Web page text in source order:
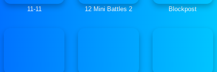
11-11 12 Mini Battles 2 Blockpost